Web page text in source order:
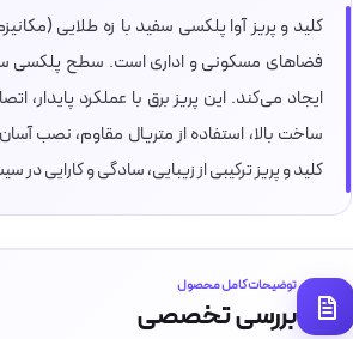
کلید و پریز آوا پلکسی سفید با زه طلایی
فضاهای مسکونی و اداری است. سطح پلکسی
ایجاد می‌کند. این پریز برق با عملکرد پایدار،
ساخت بالا، استفاده از متریال مقاوم،
کلید و پریز ترکیبی از زیبایی، سادگی و کارایی
توضیحات کامل محصول
بررسی تخصصی